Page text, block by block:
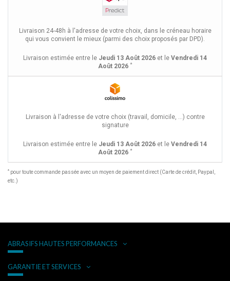
Livraison 24-48h à l'adresse de votre choix, dans le créneau horaire
qui vous convient le mieux (parmi des choix proposés par DPD).
Livraison estimée entre le Jeudi 13 Août 2026 et le Vendredi 14
Août 2026 *
Livraison à l'adresse de votre choix (travail, domicile, ...) contre
signature
Livraison estimée entre le Jeudi 13 Août 2026 et le Vendredi 14
Août 2026 *
* pour toute commande passée avec un moyen de paiement direct (Carte de crédit, Paypal,
etc.)
ABRASIFS HAUTES PERFORMANCES
GARANTIE ET SERVICES